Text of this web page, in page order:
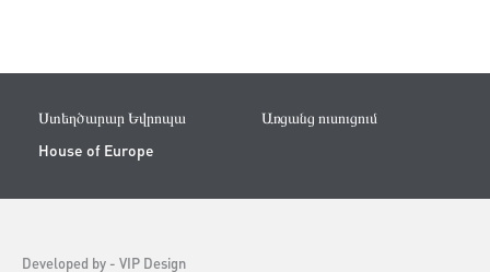
Ստեղծարար Եվրոպա
Առցանց ուսուցում
House of Europe
Developed by - VIP Design